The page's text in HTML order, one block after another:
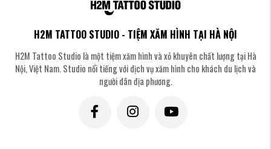
H2M TATTOO STUDIO - TIỆM XĂM HÌNH TẠI HÀ NỘI
H2M Tattoo Studio là một tiệm xăm hình và xỏ khuyên chất lượng tại Hà
Nội, Việt Nam. Studio nổi tiếng với dịch vụ xăm hình cho khách du lịch và
người dân địa phương.